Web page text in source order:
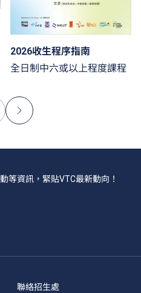
2026收生程序指南
全日制中六或以上程度課程
等資訊，緊貼VTC最新動向！
聯絡招生處